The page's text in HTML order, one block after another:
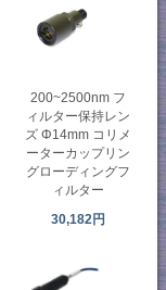
200~2500nm フ
ィルター保持レン
ズ Φ14mm コリメ
ーターカップリン
グローディングフ
ィルター
30,182円